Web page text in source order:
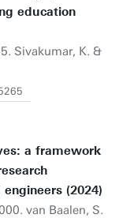
education
Sivakumar, K. &
a framework
(2024)
van Baalen, S.